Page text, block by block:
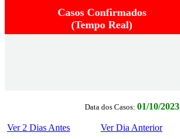
Casos Confirmados
(Tempo Real)
Data dos Casos: 01/10/2023
Ver 2 Dias Antes Ver Dia Anterior